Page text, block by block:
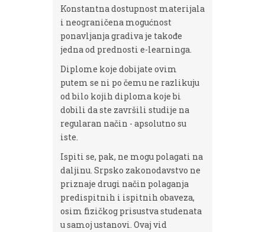
Konstantna dostupnost materijala
i neograničena mogućnost
ponavljanja gradiva je takođe
jedna od prednosti e-learninga.
Diplome koje dobijate ovim
putem se ni po čemu ne razlikuju
od bilo kojih diploma koje bi
dobili da ste završili studije na
regularan način - apsolutno su
iste.
Ispiti se, pak, ne mogu polagati na
daljinu. Srpsko zakonodavstvo ne
priznaje drugi način polaganja
predispitnih i ispitnih obaveza,
osim fizičkog prisustva studenata
u samoj ustanovi. Ovaj vid